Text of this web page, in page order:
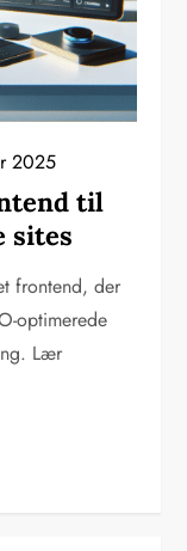
2025
til
sites
frontend, der
optimerede
Lær